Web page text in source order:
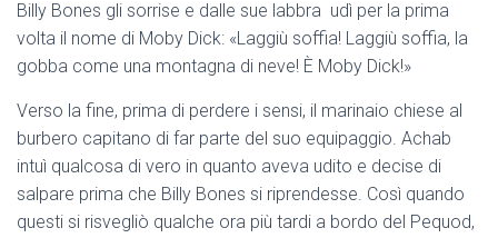
Billy Bones gli sorrise e dalle sue labbra udì per la prima
volta il nome di Moby Dick: «Laggiù soffia! Laggiù soffia, la
gobba come una montagna di neve! È Moby Dick!»
Verso la fine, prima di perdere i sensi, il marinaio chiese al
burbero capitano di far parte del suo equipaggio. Achab
intuì qualcosa di vero in quanto aveva udito e decise di
salpare prima che Billy Bones si riprendesse. Così quando
questi si risvegliò qualche ora più tardi a bordo del Pequod,